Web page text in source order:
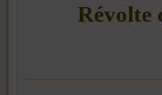
Révolte